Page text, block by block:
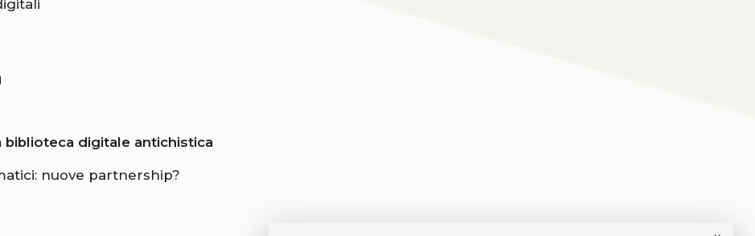
biblioteca digitale antichistica
nuove partnership?